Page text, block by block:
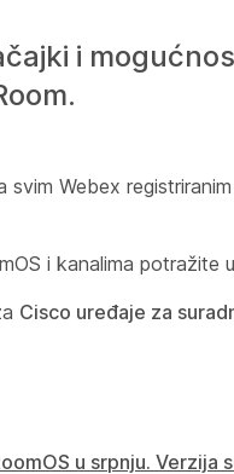
i
Webex
i kanalima potražite
Cisco uređaje za
u srpnju.